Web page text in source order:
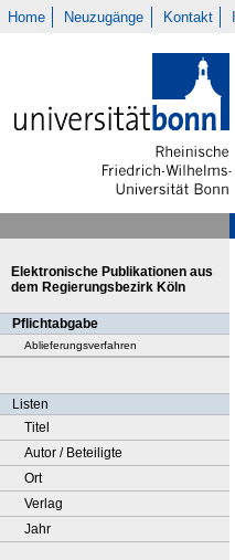
Home Neuzugänge Kontakt
Elektronische Publikationen aus
dem Regierungsbezirk Köln
Pflichtabgabe
Ablieferungsverfahren
Listen
Titel
Autor / Beteiligte
Ort
Verlag
Jahr